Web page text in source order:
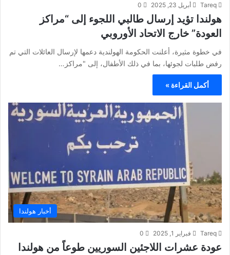
Tareq أبريل 23, 2025 0
هولندا تؤيد إرسال طالبي اللجوء إلى “مراكز
العودة” خارج الاتحاد الأوروبي
في خطوة مثيرة، أعلنت الحكومة الهولندية دعمها لإرسال العائلات التي تم
رفض طلبات لجوئها، بما في ذلك الأطفال، إلى "مراكز…
أكمل القراءة »
أخبار هولندا
Tareq فبراير 1, 2025 0
عودة عشرات اللاجئين السوريين طوعاً من هولندا